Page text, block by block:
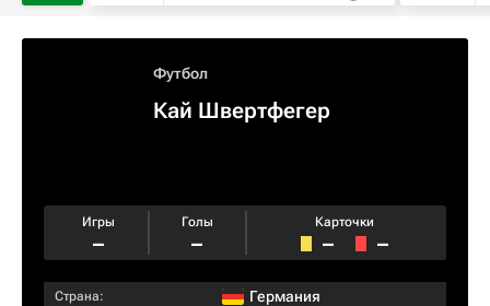
Футбол
Кай Швертфегер
Игры
–
Голы
–
Карточки
– –
Страна: Германия